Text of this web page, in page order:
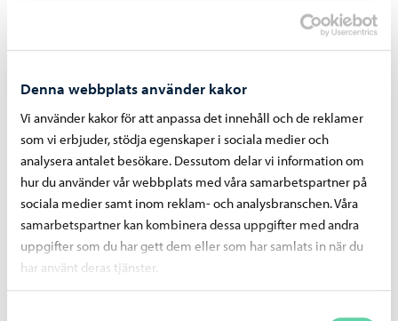
Denna webbplats använder kakor
Vi använder kakor för att anpassa det innehåll och de reklamer
som vi erbjuder, stödja egenskaper i sociala medier och
analysera antalet besökare. Dessutom delar vi information om
hur du använder vår webbplats med våra samarbetspartner på
sociala medier samt inom reklam- och analysbranschen. Våra
samarbetspartner kan kombinera dessa uppgifter med andra
uppgifter som du har gett dem eller som har samlats in när du
har använt deras tjänster.
Borgå vatten-07.07.2026
Bräddningar vid pumpstationer på grund av
störtregn 4. – 5.7.2026
Borgå vatten -02.07.2026